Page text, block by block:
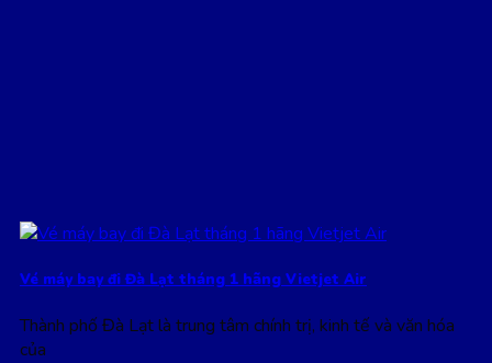
Vé máy bay đi Đà Lạt tháng 1 hãng Vietjet Air
Thành phố Đà Lạt là trung tâm chính trị, kinh tế và văn hóa
của